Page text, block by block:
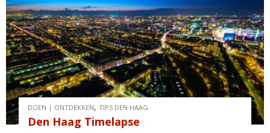
DOEN | ONTDEKKEN,TIPS DEN HAAG
Den Haag Timelapse